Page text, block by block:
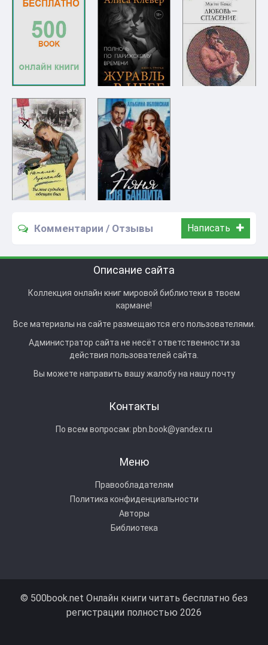
Комментарии / Отзывы Написать
Описание сайта
Коллекция онлайн книг мировой библиотеки в твоем
кармане!
Все материалы на сайте размещаются его пользователями.
Администратор сайта не несёт ответственности за
действия пользователей сайта.
Вы можете направить вашу жалобу на нашу почту
Контакты
По всем вопросам: pbn.book@yandex.ru
Меню
Правообладателям
Политика конфиденциальности
Авторы
Библиотека
© 500book.net Онлайн книги читать бесплатно без
регистрации полностью 2026